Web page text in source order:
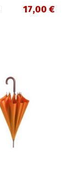
17,00 €